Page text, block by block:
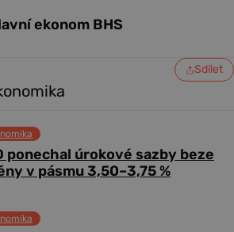
ekonom BHS
Sdílet
ponechal úrokové sazby beze
v pásmu 3,50–3,75 %